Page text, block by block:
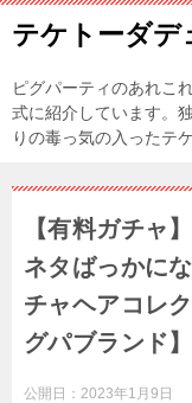
テケトーダデ
ピグパーティのあれこ
式に紹介しています。
りの毒っ気の入ったテ
【有料ガチャ
ネタばっかに
チャヘアコレ
グパブランド】
公開日： 2023年1月9日